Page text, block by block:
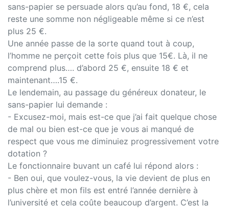
sans-papier se persuade alors qu’au fond, 18 €, cela
reste une somme non négligeable même si ce n’est
plus 25 €.
Une année passe de la sorte quand tout à coup,
l’homme ne perçoit cette fois plus que 15€. Là, il ne
comprend plus…. d’abord 25 €, ensuite 18 € et
maintenant….15 €.
Le lendemain, au passage du généreux donateur, le
sans-papier lui demande :
- Excusez-moi, mais est-ce que j’ai fait quelque chose
de mal ou bien est-ce que je vous ai manqué de
respect que vous me diminuiez progressivement votre
dotation ?
Le fonctionnaire buvant un café lui répond alors :
- Ben oui, que voulez-vous, la vie devient de plus en
plus chère et mon fils est entré l’année dernière à
l’université et cela coûte beaucoup d’argent. C’est la